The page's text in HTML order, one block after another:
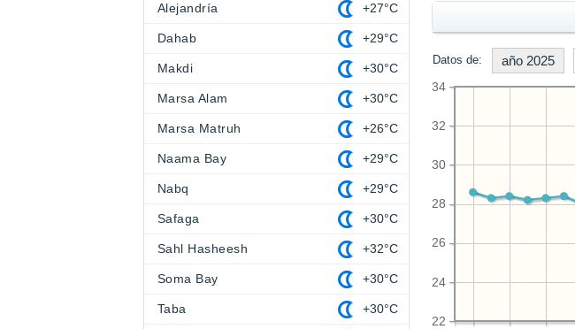
Datos de: año 2025
22
24
26
28
30
32
34
Alejandría +27°C
Dahab +29°C
Makdi +30°C
Marsa Alam +30°C
Marsa Matruh +26°C
Naama Bay +29°C
Nabq +29°C
Safaga +30°C
Sahl Hasheesh +32°C
Soma Bay +30°C
Taba +30°C